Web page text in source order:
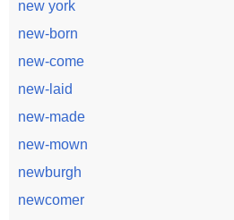
new york
new-born
new-come
new-laid
new-made
new-mown
newburgh
newcomer